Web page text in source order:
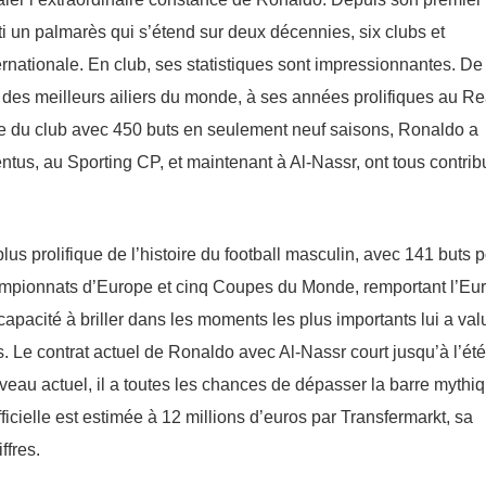
palmarès qui s’étend sur deux décennies, six clubs et
En club, ses statistiques sont impressionnantes.
meilleurs ailiers du monde, à ses années prolifiques au
du club avec 450 buts en seulement neuf saisons, Ronaldo a
au Sporting CP, et maintenant à Al-Nassr, ont tous
prolifique de l’histoire du football masculin, avec 141 buts
d’Europe et cinq Coupes du Monde, remportant
à briller dans les moments les plus importants lui a
contrat actuel de Ronaldo avec Al-Nassr court jusqu’à l’été
actuel, il a toutes les chances de dépasser la barre
est estimée à 12 millions d’euros par Transfermarkt, sa